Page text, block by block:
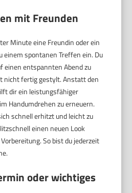
mit Freunden
Minute eine Freundin oder ein
einem spontanen Treffen ein. Du
einen entspannten Abend zu
nicht fertig gestylt. Anstatt den
dir ein leistungsfähiger
Handumdrehen zu erneuern.
schnell erhitzt und leicht zu
einen neuen Look
So bist du jederzeit
oder wichtiges